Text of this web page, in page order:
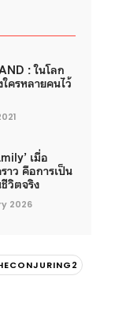
: ในโลก
ครหลายคนไว้
เมื่อ
าว คือการเป็น
วิตจริง
2026